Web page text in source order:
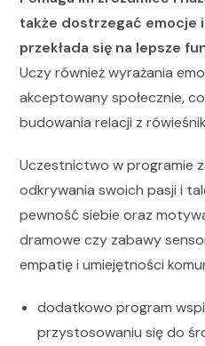
także dostrzegać emocje
przekłada się na lepsze
Uczy również wyrażania
akceptowany społecznie,
budowania relacji z
Uczestnictwo w programie
odkrywania swoich pasji i
pewność siebie oraz
dramowe czy zabawy
empatię i umiejętności
dodatkowo program
przystosowaniu się do